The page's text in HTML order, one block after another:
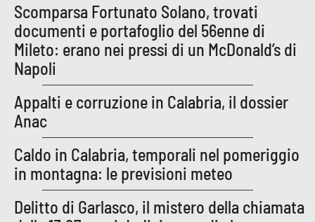
Scomparsa Fortunato Solano, trovati
documenti e portafoglio del 56enne di
Mileto: erano nei pressi di un McDonald’s di
Napoli
Appalti e corruzione in Calabria, il dossier
Anac
Caldo in Calabria, temporali nel pomeriggio
in montagna: le previsioni meteo
Delitto di Garlasco, il mistero della chiamata